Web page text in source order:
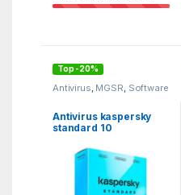
Top -20%
Antivirus, MGSR, Software
Antivirus kaspersky
standard 10